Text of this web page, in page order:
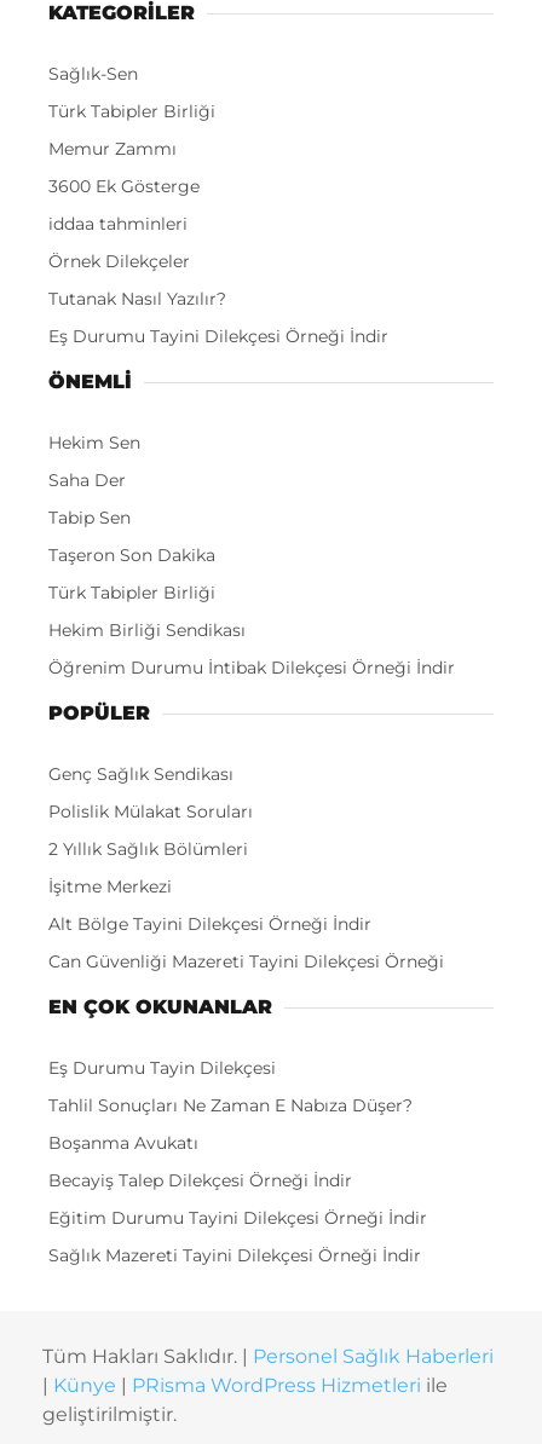
KATEGORİLER
Sağlık-Sen
Türk Tabipler Birliği
Memur Zammı
3600 Ek Gösterge
iddaa tahminleri
Örnek Dilekçeler
Tutanak Nasıl Yazılır?
Eş Durumu Tayini Dilekçesi Örneği İndir
ÖNEMLI
Hekim Sen
Saha Der
Tabip Sen
Taşeron Son Dakika
Türk Tabipler Birliği
Hekim Birliği Sendikası
Öğrenim Durumu İntibak Dilekçesi Örneği İndir
POPÜLER
Genç Sağlık Sendikası
Polislik Mülakat Soruları
2 Yıllık Sağlık Bölümleri
İşitme Merkezi
Alt Bölge Tayini Dilekçesi Örneği İndir
Can Güvenliği Mazereti Tayini Dilekçesi Örneği
EN ÇOK OKUNANLAR
Eş Durumu Tayin Dilekçesi
Tahlil Sonuçları Ne Zaman E Nabıza Düşer?
Boşanma Avukatı
Becayiş Talep Dilekçesi Örneği İndir
Eğitim Durumu Tayini Dilekçesi Örneği İndir
Sağlık Mazereti Tayini Dilekçesi Örneği İndir
Tüm Hakları Saklıdır. | Personel Sağlık Haberleri
Künye PRisma WordPress Hizmetleri ile
geliştirilmiştir.